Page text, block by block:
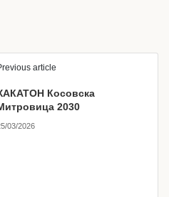
article
Косовска
2030
03/2026